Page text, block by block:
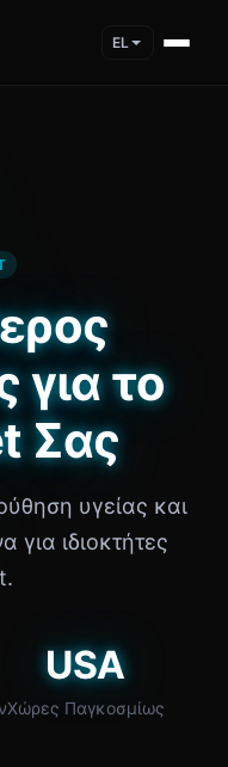
EL
για το
Σας
υγείας και
για ιδιοκτήτες
USA
Χώρες Παγκοσμίως